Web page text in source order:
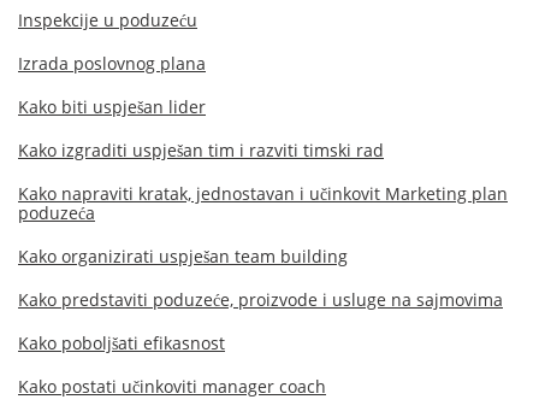
Inspekcije u poduzeću
Izrada poslovnog plana
Kako biti uspješan lider
Kako izgraditi uspješan tim i razviti timski rad
Kako napraviti kratak, jednostavan i učinkovit Marketing plan
poduzeća
Kako organizirati uspješan team building
Kako predstaviti poduzeće, proizvode i usluge na sajmovima
Kako poboljšati efikasnost
Kako postati učinkoviti manager coach